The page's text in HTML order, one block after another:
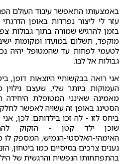
באמצעותו התאפשר עיבוד העולם
עזר לי ליצור נפרדות באופן
בזמן להרגיש שמורה בתוך גבולות
מוקפד, תשלום במועדו ומקומות
לטעמי לפחות עד שהמטופל יהיה
גבולות אל לבו.
אני רואה בבקשותיי היוצאות דופן,
העמוקות ביותר שלי, שעצם גילוין
מאמינה שאינני המטופלת היחידה
הסטינג באופן זה עשויה לאפשר
ביחס לזו - לה זכו בילדותם. לכן,
שוכן ילד קטן - הזקוק
האימהי-האלסטי-הגמיש, המספק לו
נענים צרכים בסיסיים כמו ביטחון,
בהתפתחותו הנפשית והרגשית של